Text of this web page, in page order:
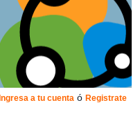
Ingresa a tu cuenta ó Registrate